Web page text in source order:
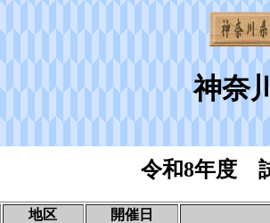
神奈
令和8年度
地区
開催日